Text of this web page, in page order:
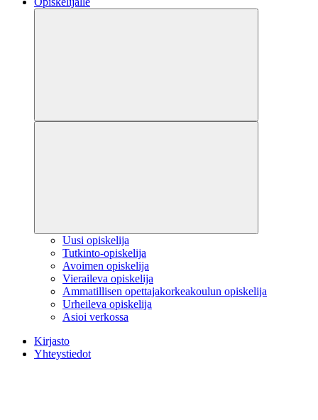
Uusi opiskelija
Tutkinto-opiskelija
Avoimen opiskelija
Vieraileva opiskelija
Ammatillisen opettajakorkeakoulun opiskelija
Urheileva opiskelija
Asioi verkossa
Kirjasto
Yhteystiedot